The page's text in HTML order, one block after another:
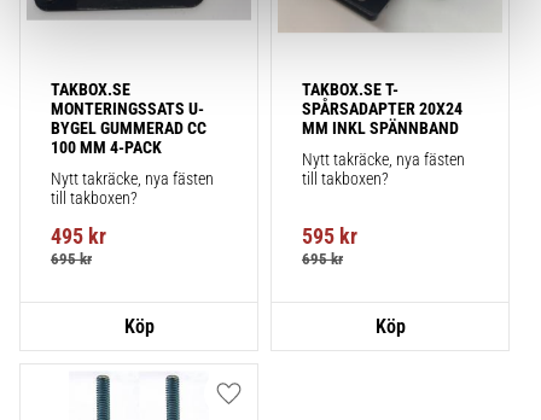
TAKBOX.SE
MONTERINGSSATS U-
BYGEL GUMMERAD CC
100 MM 4-PACK
Nytt takräcke, nya fästen
till takboxen?
495 kr
695kr
TAKBOX.SE T-
SPÅRSADAPTER 20X24
MM INKL SPÄNNBAND
Nytt takräcke, nya fästen
till takboxen?
595 kr
695kr
Lägg till i favoriter